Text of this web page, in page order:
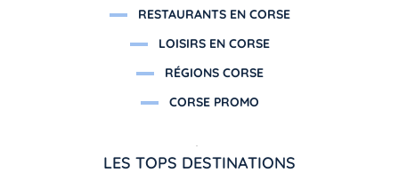
RESTAURANTS EN CORSE
LOISIRS EN CORSE
RÉGIONS CORSE
CORSE PROMO
LES TOPS DESTINATIONS